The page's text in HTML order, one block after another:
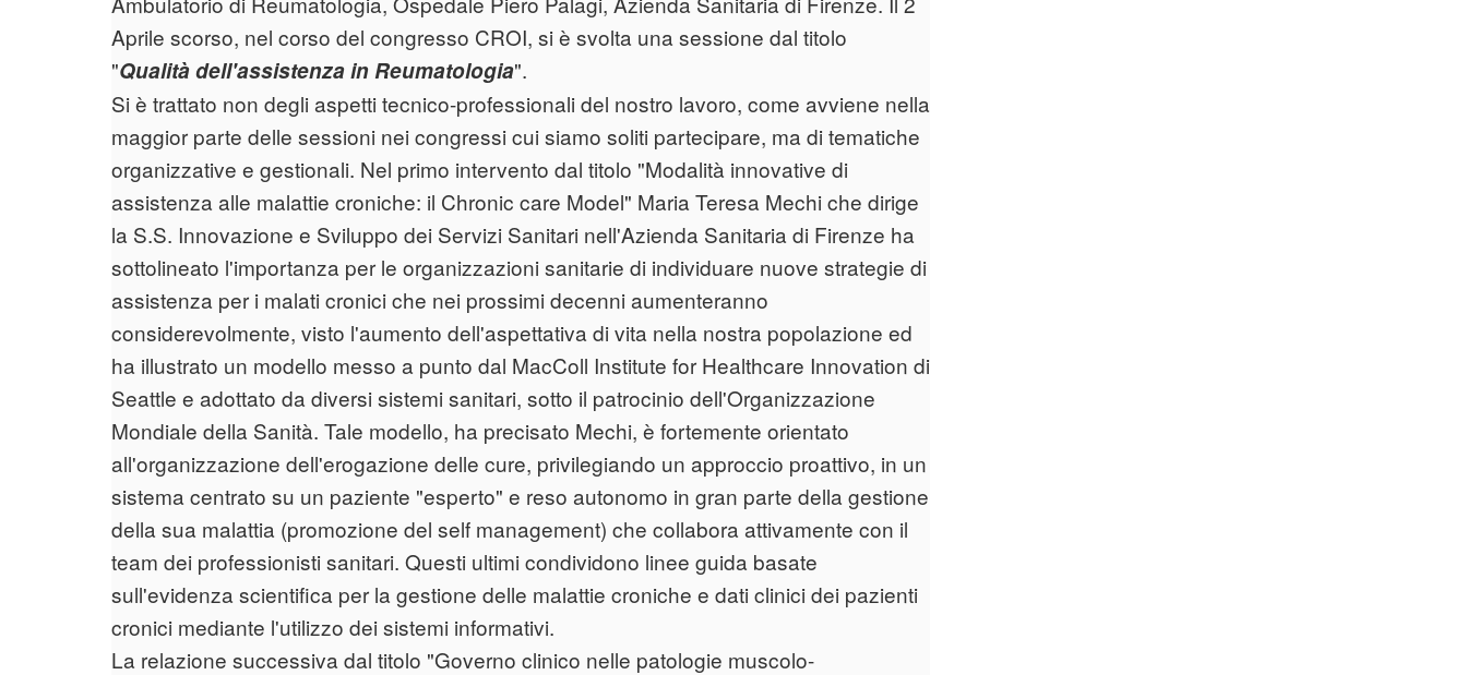
Aprile scorso, nel corso del congresso CROI, si è svolta una sessione dal titolo
"Qualità dell'assistenza in Reumatologia".
Si è trattato non degli aspetti tecnico-professionali del nostro lavoro, come avviene nella
maggior parte delle sessioni nei congressi cui siamo soliti partecipare, ma di tematiche
organizzative e gestionali. Nel primo intervento dal titolo "Modalità innovative di
assistenza alle malattie croniche: il Chronic care Model" Maria Teresa Mechi che dirige
la S.S. Innovazione e Sviluppo dei Servizi Sanitari nell'Azienda Sanitaria di Firenze ha
sottolineato l'importanza per le organizzazioni sanitarie di individuare nuove strategie di
assistenza per i malati cronici che nei prossimi decenni aumenteranno
considerevolmente, visto l'aumento dell'aspettativa di vita nella nostra popolazione ed
ha illustrato un modello messo a punto dal MacColl Institute for Healthcare Innovation di
Seattle e adottato da diversi sistemi sanitari, sotto il patrocinio dell'Organizzazione
Mondiale della Sanità. Tale modello, ha precisato Mechi, è fortemente orientato
all'organizzazione dell'erogazione delle cure, privilegiando un approccio proattivo, in un
sistema centrato su un paziente "esperto" e reso autonomo in gran parte della gestione
della sua malattia (promozione del self management) che collabora attivamente con il
team dei professionisti sanitari. Questi ultimi condividono linee guida basate
sull'evidenza scientifica per la gestione delle malattie croniche e dati clinici dei pazienti
cronici mediante l'utilizzo dei sistemi informativi.
La relazione successiva dal titolo "Governo clinico nelle patologie muscolo-